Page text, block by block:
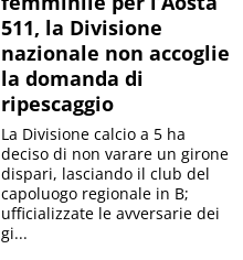
511, la Divisione
nazionale non accoglie
la domanda di
ripescaggio
La Divisione calcio a 5 ha
deciso di non varare un girone
dispari, lasciando il club del
capoluogo regionale in B;
ufficializzate le avversarie dei
gi...